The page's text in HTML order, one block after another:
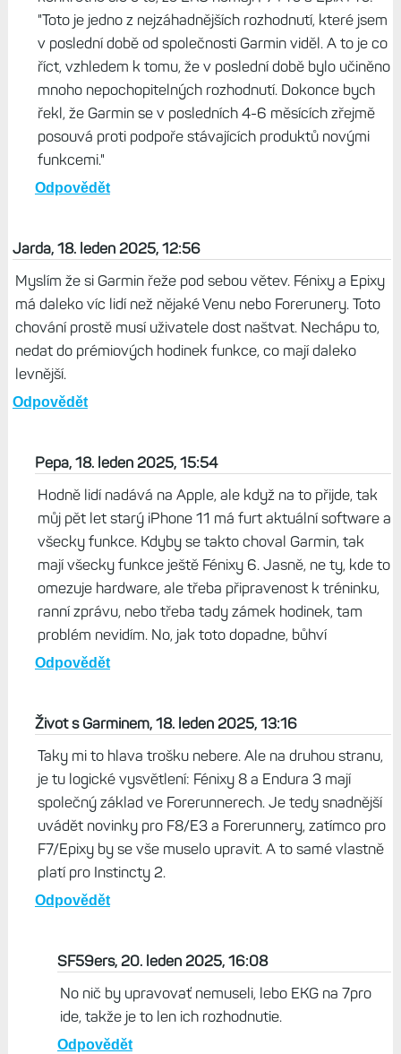
"Toto je jedno z nejzáhadnějších rozhodnutí, které jsem
v poslední době od společnosti Garmin viděl. A to je co
říct, vzhledem k tomu, že v poslední době bylo učiněno
mnoho nepochopitelných rozhodnutí. Dokonce bych
řekl, že Garmin se v posledních 4-6 měsících zřejmě
posouvá proti podpoře stávajících produktů novými
funkcemi."
Odpovědět
Jarda, 18. leden 2025, 12:56
Myslím že si Garmin řeže pod sebou větev. Fénixy a Epixy
má daleko víc lidí než nějaké Venu nebo Forerunery. Toto
chování prostě musí uživatele dost naštvat. Nechápu to,
nedat do prémiových hodinek funkce, co mají daleko
levnější.
Odpovědět
Pepa, 18. leden 2025, 15:54
Hodně lidí nadává na Apple, ale když na to přijde, tak
můj pět let starý iPhone 11 má furt aktuální software a
všecky funkce. Kdyby se takto choval Garmin, tak
mají všecky funkce ještě Fénixy 6. Jasně, ne ty, kde to
omezuje hardware, ale třeba připravenost k tréninku,
ranní zprávu, nebo třeba tady zámek hodinek, tam
problém nevidím. No, jak toto dopadne, bůhví
Odpovědět
Život s Garminem, 18. leden 2025, 13:16
Taky mi to hlava trošku nebere. Ale na druhou stranu,
je tu logické vysvětlení: Fénixy 8 a Endura 3 mají
společný základ ve Forerunnerech. Je tedy snadnější
uvádět novinky pro F8/E3 a Forerunnery, zatímco pro
F7/Epixy by se vše muselo upravit. A to samé vlastně
platí pro Instincty 2.
Odpovědět
SF59ers, 20. leden 2025, 16:08
No nič by upravovať nemuseli, lebo EKG na 7pro
ide, takže je to len ich rozhodnutie.
Odpovědět